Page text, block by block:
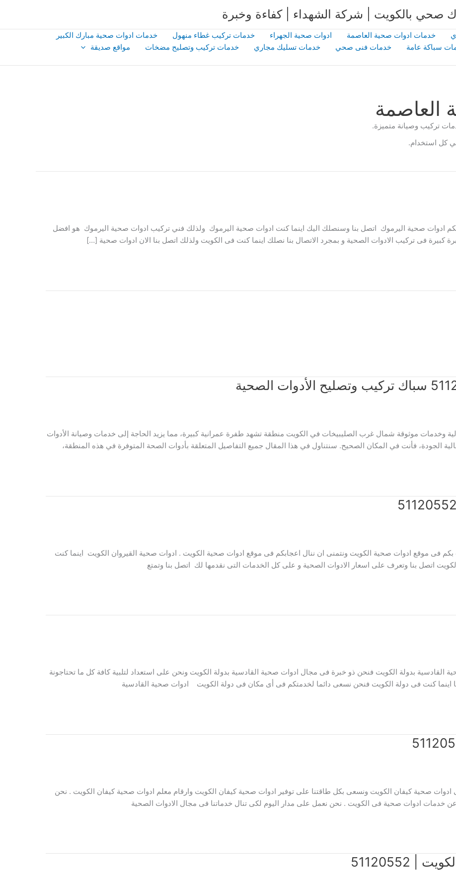
خدمات ادوات صحية العاصمة ادوات صحية الجهراء خدمات تركيب غطاء منهول
خدمات ادوات صحية مبارك الكبير
سباكة عامة خدمات فنى صحي خدمات تسليك مجاري خدمات تركيب وتصليح مضخات
مواقع صديقة
العاصمة
تركيب وصيانة متميزة.
كل استخدام.
ادوات صحية اليرموك اتصل بنا وسنصلك اليك اينما كنت ادوات صحية اليرموك ولذلك فني تركيب ادوات صحية اليرموك هو افضل
كبيرة فى تركيب الادوات الصحية و بمجرد الاتصال بنا نصلك اينما كنت فى الكويت ولذلك اتصل بنا الان ادوات صحية […]
وخدمات موثوقة شمال غرب الصليبيخات في الكويت منطقة تشهد طفرة عمرانية كبيرة، مما يزيد الحاجة إلى خدمات وصيانة الأدوات
الجودة، فأنت في المكان الصحيح. سنتناول في هذا المقال جميع التفاصيل المتعلقة بأدوات الصحة المتوفرة في هذه المنطقة،
فى موقع ادوات صحية الكويت ونتمنى ان ننال اعجابكم فى موقع ادوات صحية الكويت . ادوات صحية القيروان الكويت اينما كنت
اتصل بنا وتعرف على اسعار الادوات الصحية و على كل الخدمات التى نقدمها لك اتصل بنا وتمتع
القادسية بدولة الكويت فنحن ذو خبرة فى مجال ادوات صحية القادسية بدولة الكويت ونحن على استعداد لتلبية كافة كل ما تحتاجونة
اينما كنت فى دولة الكويت فنحن نسعى دائما لخدمتكم فى أى مكان فى دولة الكويت ادوات صحية القادسية
صحية كيفان الكويت ونسعى بكل طاقتنا على توفير ادوات صحية كيفان الكويت وارقام معلم ادوات صحية كيفان الكويت . نحن
خدمات ادوات صحية فى الكويت . نحن نعمل على مدار اليوم لكى تنال خدماتنا فى مجال الادوات الصحية